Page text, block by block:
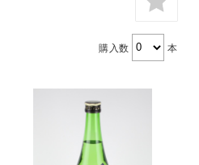
購入数 本